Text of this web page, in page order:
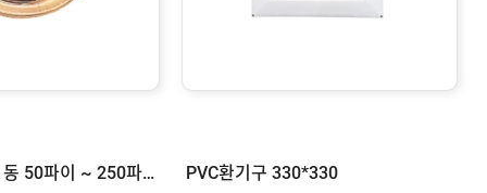
공기창(후드캡) 동 50파이 ~ 250파이 PVC환기구 330*330